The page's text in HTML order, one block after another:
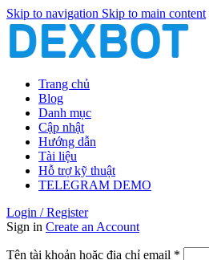
Skip to navigation Skip to main content
Trang chủ
Blog
Danh mục
Cập nhật
Hướng dẫn
Tài liệu
Hỗ trợ kỹ thuật
TELEGRAM DEMO
Login / Register
Sign in Create an Account
Tên tài khoản hoặc địa chỉ email *